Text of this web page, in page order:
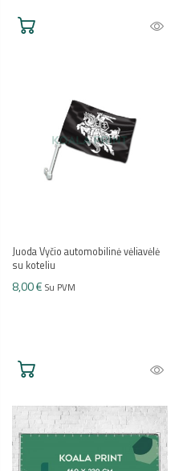
Juoda Vyčio automobilinė vėliavėlė
su koteliu
8,00 € Su PVM